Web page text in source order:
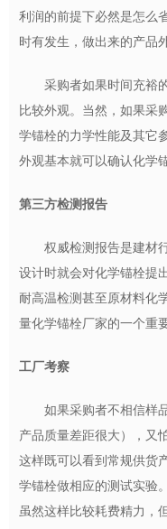
利润的前提下必然是怎么
时有发生，做出来的产品
采购者如果时间充裕
比较外观。当然，如果采
学锚栓的力学性能及其它
外观基本就可以确认化学
第三方检测报告
权威检测报告是建材
设计时就会对化学锚栓提
耐高温检测甚至原材料化
量化学锚栓厂家的一个重
工厂考察
如果采购者不相信样
产品质量差距很大），又
这样既可以看到常规供货
学锚栓做相应的测试实验
虽然这样比较耗费精力，